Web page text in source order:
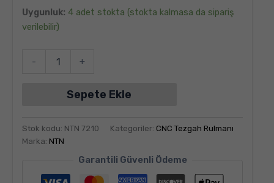
5.00
puan
aldı
Uygunluk: 4 adet stokta (stokta kalmasa da sipariş
verilebilir)
- +
Sepete Ekle
Stok kodu: NTN 7210 Kategoriler: CNC Tezgah Rulmanı
Marka: NTN
Garantili Güvenli Ödeme